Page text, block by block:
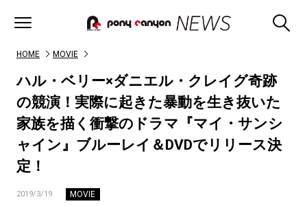
HOME MOVIE
ハル・ベリー×ダニエル・クレイグ奇跡
の競演！実際に起きた暴動を生き抜いた
家族を描く衝撃のドラマ『マイ・サンシ
ャイン』ブルーレイ＆DVDでリリース決
定！
2019/3/19 MOVIE